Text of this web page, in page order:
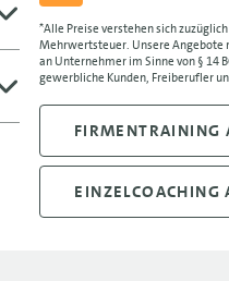
*Alle Preise verstehen sich
Mehrwertsteuer. Unsere Angebote
an Unternehmer im Sinne von § 14
gewerbliche Kunden, Freiberufler
FIRMENTRAINING
EINZELCOACHING